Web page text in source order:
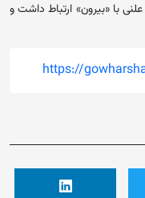
با «بیرون» ارتباط داشت و
https://